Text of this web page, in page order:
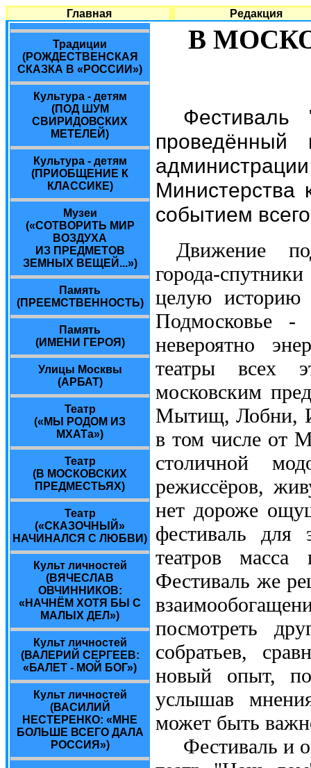
Главная Редакция
Традиции
(РОЖДЕСТВЕНСКАЯ
СКАЗКА В «РОССИИ»)
Культура - детям
(ПОД ШУМ
СВИРИДОВСКИХ
МЕТЕЛЕЙ)
Культура - детям
(ПРИОБЩЕНИЕ К
КЛАССИКЕ)
Музеи
(«СОТВОРИТЬ МИР
ВОЗДУХА
ИЗ ПРЕДМЕТОВ
ЗЕМНЫХ ВЕЩЕЙ...»)
Память
(ПРЕЕМСТВЕННОСТЬ)
Память
(ИМЕНИ ГЕРОЯ)
Улицы Москвы
(АРБАТ)
Театр
(«МЫ РОДОМ ИЗ
МХАТа»)
Театр
(В МОСКОВСКИХ
ПРЕДМЕСТЬЯХ)
Театр
(«СКАЗОЧНЫЙ»
НАЧИНАЛСЯ С ЛЮБВИ)
Культ личностей
(ВЯЧЕСЛАВ
ОВЧИННИКОВ:
«НАЧНЁМ ХОТЯ БЫ С
МАЛЫХ ДЕЛ»)
Культ личностей
(ВАЛЕРИЙ СЕРГЕЕВ:
«БАЛЕТ - МОЙ БОГ»)
Культ личностей
(ВАСИЛИЙ
НЕСТЕРЕНКО: «МНЕ
БОЛЬШЕ ВСЕГО ДАЛА
РОССИЯ»)
В
Фестиваль
проведённый
Министерства
событием
Движение
города-
целую историю
Подмосковье -
невероятно
театры всех
московским
Мытищ, Лобни,
в том числе от
столичной
режиссёров,
нет дороже
фестиваль
театров
Фестиваль же
посмотреть
собратьев,
новый опыт,
услышав
может быть
Фестиваль и